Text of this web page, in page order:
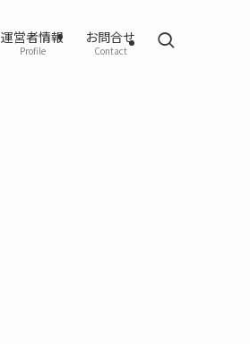
運営者情報
Profile
お問合せ
Contact